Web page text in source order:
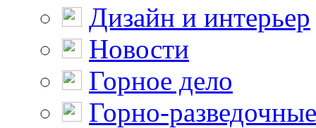
Дизайн и интерьер
Новости
Горное дело
Горно-